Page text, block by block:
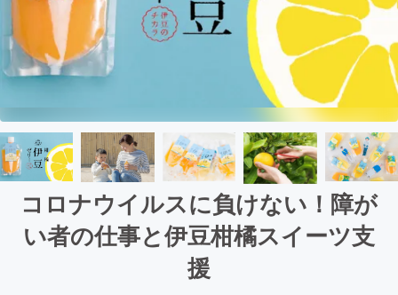
コロナウイルスに負けない！障が
い者の仕事と伊豆柑橘スイーツ支
援